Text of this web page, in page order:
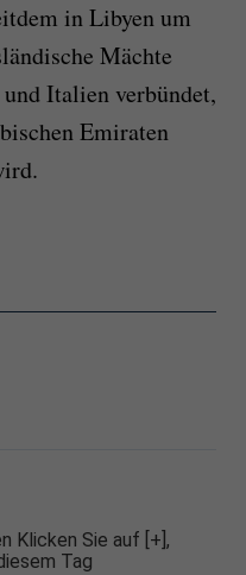
in Libyen um
Mächte
Italien verbündet,
Emiraten
Klicken Sie auf [+],
Tag